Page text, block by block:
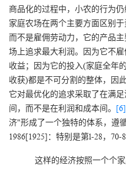
商品化的过程中，小农的行为
家庭农场在两个主要方面区别
而不是雇佣劳动力，它的产品
场上追求最大利润。因为它不
收益；因为它的投入(家庭全年
收获)都是不可分割的整体，因
它对最优化的追求采取了在满
间，而不是在利润和成本间。 [6]
济"形成了一个独特的体系，遵
1986[1925]：特别是第l-28，70-
这样的经济按照一个个